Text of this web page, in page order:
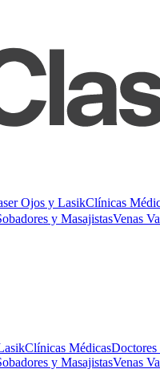
Ojos y LasikClínicas
y MasajistasVenas
Clínicas MédicasDoctores
y MasajistasVenas